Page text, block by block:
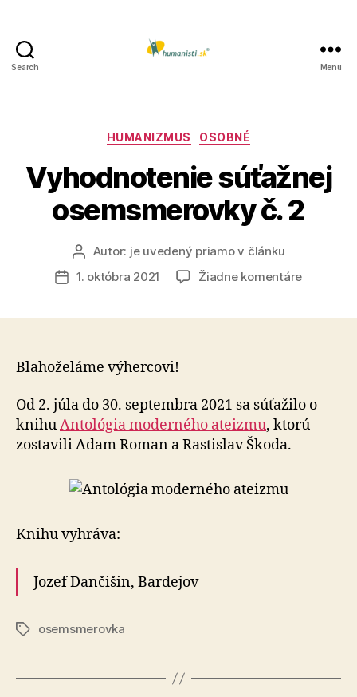
Search Menu
Kategórie
HUMANIZMUS OSOBNÉ
Vyhodnotenie súťažnej
osemsmerovky č. 2
Autor
článku
Autor: je uvedený priamo v článku
Dátum
1. októbra 2021 Žiadne komentárena
Blahoželáme výhercovi!
Od 2. júla do 30. septembra 2021 sa súťažilo o
knihuAntológia moderného ateizmu, ktorú
zostavili Adam Roman a Rastislav Škoda.
Knihu vyhráva:
Jozef Dančišin, Bardejov
Značkyosemsmerovka